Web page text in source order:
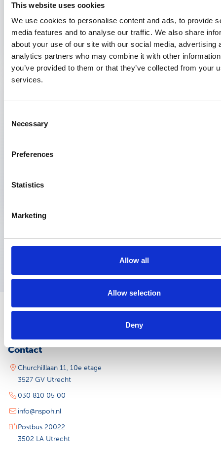
This website uses cookies
We use cookies to personalise content and ads, to provide
media features and to analyse our traffic. We also share
about your use of our site with our social media, advertising
analytics partners who may combine it with other
you’ve provided to them or that they’ve collected from your
services.
Selection
Necessary
Preferences
Statistics
Marketing
Allow all
Allow selection
Deny
een aios verzekeringsgeneeskunde de voorlopige resultaten van hun
onderzoek op het...
Symposium Onderzoek OH – januari en april
Iris van den Wittenboer, Yonah Houwers, Rashmi Dwarka,
Symposiumverslag
In de eerste helft van 2023 presenteerden 12 bedrijfsartsen in
Contact
Churchilllaan 11, 10e etage
3527 GV Utrecht
030 810 05 00
info@nspoh.nl
Postbus 20022
3502 LA Utrecht